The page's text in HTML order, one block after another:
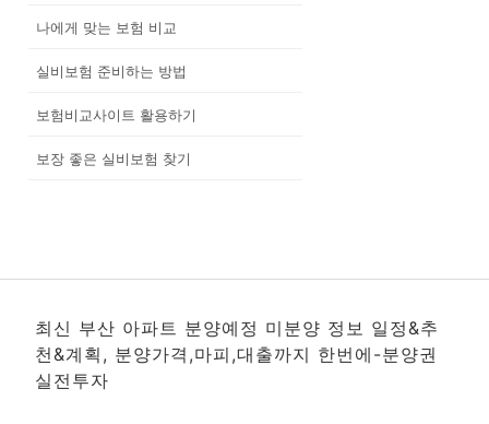
나에게 맞는 보험 비교
실비보험 준비하는 방법
보험비교사이트 활용하기
보장 좋은 실비보험 찾기
최신 부산 아파트 분양예정 미분양 정보 일정&추
천&계획, 분양가격,마피,대출까지 한번에-분양권
실전투자